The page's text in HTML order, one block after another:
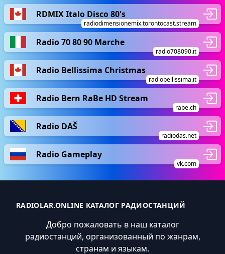
RDMIX Italo Disco 80's
radiodimensionemix.torontocast.stream
Radio 70 80 90 Marche
radio708090.it
Radio Bellissima Christmas
radiobellissima.it
Radio Bern RaBe HD Stream
rabe.ch
Radio DAŠ
radiodas.net
Radio Gameplay
vk.com
RADIOLAR.ONLINE КАТАЛОГ РАДИОСТАНЦИЙ
Добро пожаловать в наш каталог
радиостанций, организованный по жанрам,
странам и языкам.